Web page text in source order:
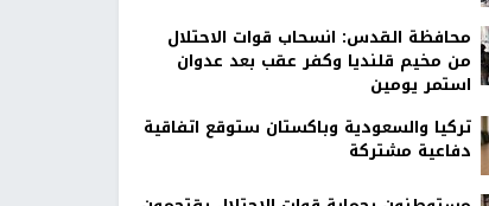
محافظة القدس: انسحاب قوات الاحتلال
من مخيم قلنديا وكفر عقب بعد عدوان
استمر يومين
تركيا والسعودية وباكستان ستوقع اتفاقية
دفاعية مشتركة